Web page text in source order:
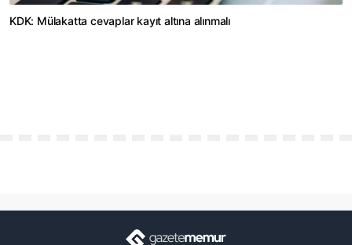
KDK: Mülakatta cevaplar kayıt altına alınmalı